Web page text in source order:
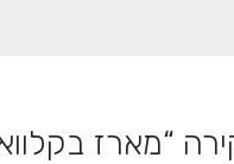
“מארז